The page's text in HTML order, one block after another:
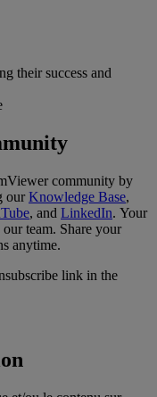
their success and
community by
ourKnowledge Base,
, and LinkedIn. Your
team. Share your
anytime.
link in the